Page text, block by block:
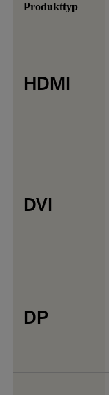
Produkttyp
HDMI
DVI
DP